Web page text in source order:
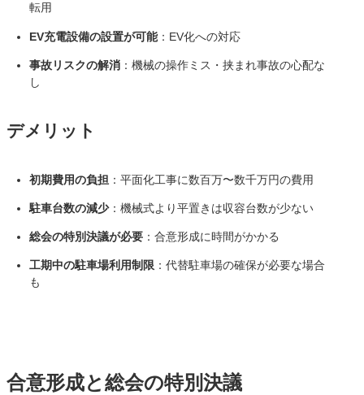
転用
EV充電設備の設置が可能：EV化への対応
事故リスクの解消 ：機械の操作ミス・挟まれ事故の心配な
し
デメリット
初期費用の負担 ：平面化工事に数百万〜数千万円の費用
駐車台数の減少：機械式より平置きは収容台数が少ない
総会の特別決議が必要 ：合意形成に時間がかかる
工期中の駐車場利用制限 ：代替駐車場の確保が必要な場合
も
合意形成と総会の特別決議